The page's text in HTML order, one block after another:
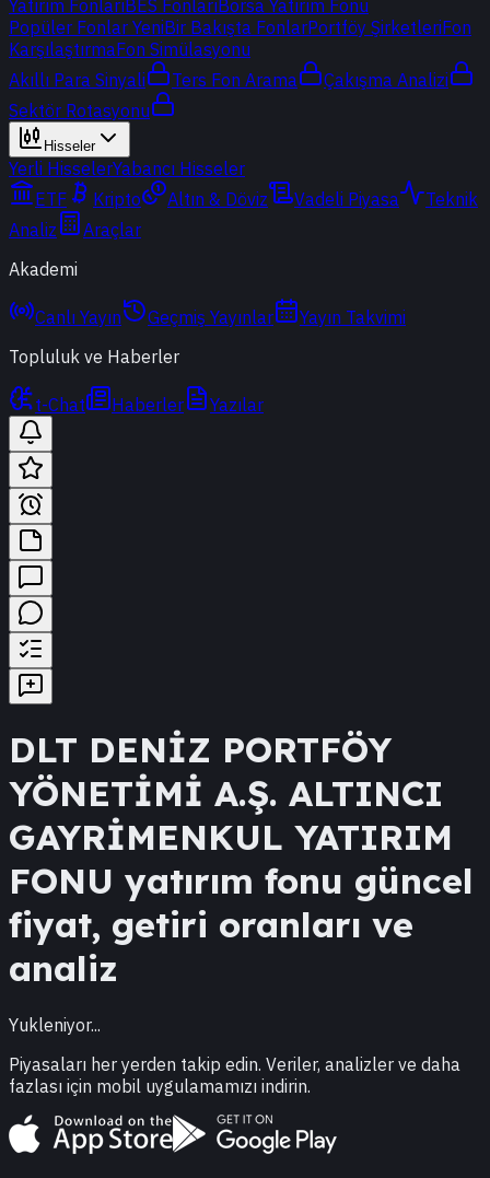
Yatırım FonlarıBES FonlarıBorsa Yatırım Fonu
Popüler Fonlar YeniBir Bakışta FonlarPortföy ŞirketleriFon
KarşılaştırmaFon Simülasyonu
Akıllı Para Sinyali
Ters Fon Arama
Çakışma Analizi
Sektör Rotasyonu
Hisseler
Yerli HisselerYabancı Hisseler
ETF
Kripto Altın & Döviz Vadeli Piyasa
Teknik
Analiz
Araçlar
Akademi
Canlı Yayın Geçmiş Yayınlar
Yayın Takvimi
Topluluk ve Haberler
t-Chat Haberler Yazılar
DLT DENİZ PORTFÖY
YÖNETİMİ A.Ş. ALTINCI
GAYRİMENKUL YATIRIM
FONU yatırım fonu güncel
fiyat, getiri oranları ve
analiz
Yukleniyor...
Piyasaları her yerden takip edin. Veriler, analizler ve daha
fazlası için mobil uygulamamızı indirin.